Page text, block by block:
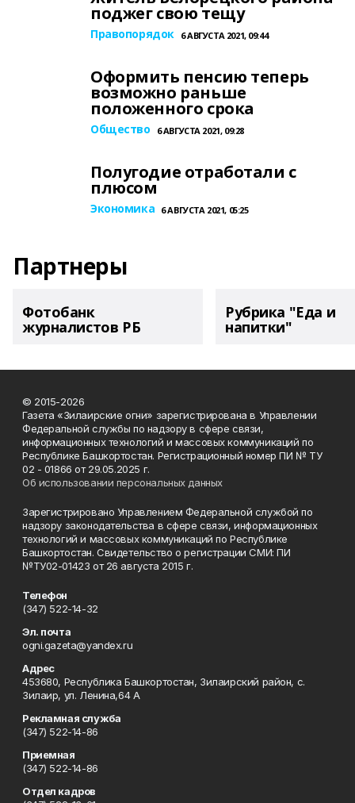
поджег свою тещу
Правопорядок 6 АВГУСТА 2021, 09:44
Оформить пенсию теперь
возможно раньше
положенного срока
Общество 6 АВГУСТА 2021, 09:28
Полугодие отработали с
плюсом
Экономика 6 АВГУСТА 2021, 05:25
Партнеры
Фотобанк
журналистов РБ
Рубрика "Еда и
напитки"
© 2015-2026
Газета «Зилаирские огни» зарегистрирована в Управлении
Федеральной службы по надзору в сфере связи,
информационных технологий и массовых коммуникаций по
Республике Башкортостан. Регистрационный номер ПИ № ТУ
02 - 01866 от 29.05.2025 г.
Об использовании персональных данных
Зарегистрировано Управлением Федеральной службой по
надзору законодательства в сфере связи, информационных
технологий и массовых коммуникаций по Республике
Башкортостан. Свидетельство о регистрации СМИ: ПИ
№ТУ02-01423 от 26 августа 2015 г.
Телефон
(347) 522-14-32
Эл. почта
ogni.gazeta@yandex.ru
Адрес
453680, Республика Башкортостан, Зилаирский район, с.
Зилаир, ул. Ленина,64 А
Рекламная служба
(347) 522-14-86
Приемная
(347) 522-14-86
Отдел кадров